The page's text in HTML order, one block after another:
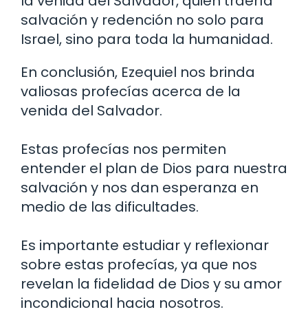
salvación y redención no solo para
Israel, sino para toda la humanidad.
En conclusión, Ezequiel nos brinda
valiosas profecías acerca de la
venida del Salvador.
Estas profecías nos permiten
entender el plan de Dios para nuestra
salvación y nos dan esperanza en
medio de las dificultades.
Es importante estudiar y reflexionar
sobre estas profecías, ya que nos
revelan la fidelidad de Dios y su amor
incondicional hacia nosotros.